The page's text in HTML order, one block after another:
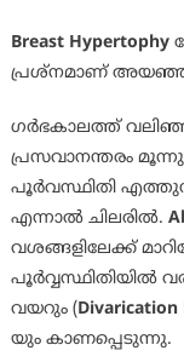
Breast Hypertophy
പ്രശ്നമാണ്
ഗർഭകാലത്ത്
പ്രസവാനന്തരം
പൂർവസ്ഥിതി
എന്നാൽ ചിലരിൽ.
വശങ്ങളിലേക്ക്
പൂർവ്വസ്ഥിതിയിൽ
വയറും (Divarication
യും കാണപ്പെടുന്നു.